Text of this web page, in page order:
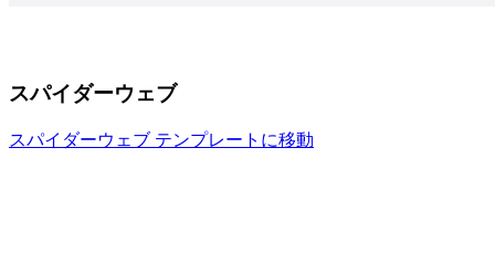
スパイダーウェブ
スパイダーウェブ テンプレートに移動